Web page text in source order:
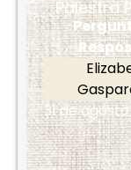
Palestra
31 de